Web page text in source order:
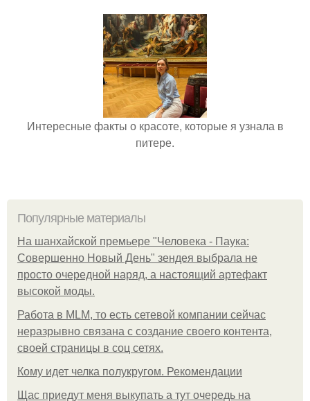
Интересные факты о красоте, которые я узнала в
питере.
Популярные материалы
На шанхайской премьере "Человека - Паука:
Совершенно Новый День" зендея выбрала не
просто очередной наряд, а настоящий артефакт
высокой моды.
Работа в MLM, то есть сетевой компании сейчас
неразрывно связана с создание своего контента,
своей страницы в соц сетях.
Кому идет челка полукругом. Рекомендации
Щас приедут меня выкупать а тут очередь на